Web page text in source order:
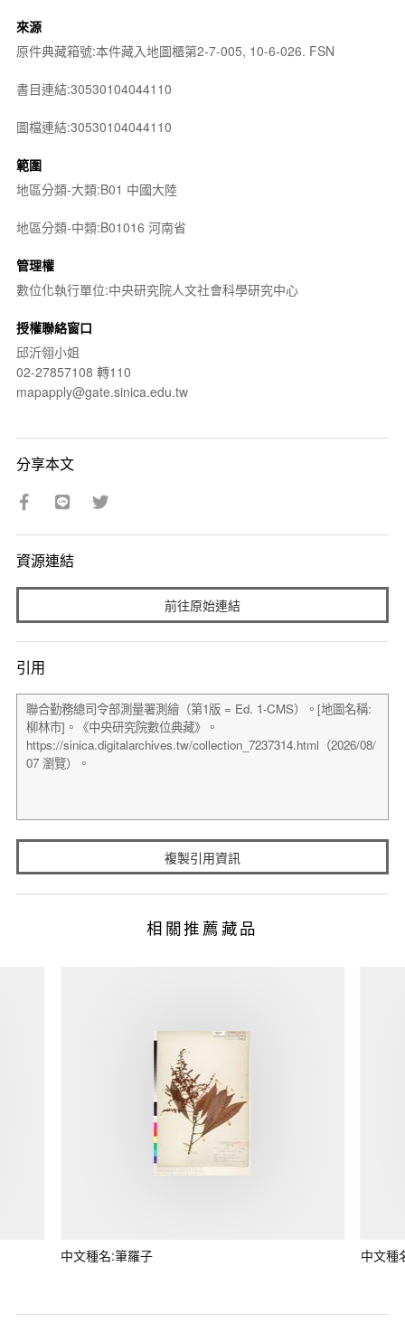
來源
原件典藏箱號:本件藏入地圖櫃第2-7-005, 10-6-026. FSN
書目連結:30530104044110
圖檔連結:30530104044110
範圍
地區分類-大類:B01 中國大陸
地區分類-中類:B01016 河南省
管理權
數位化執行單位:中央研究院人文社會科學研究中心
授權聯絡窗口
邱沂翎小姐
02-27857108 轉110
mapapply@gate.sinica.edu.tw
分享本文
資源連結
前往原始連結
引用
複製引用資訊
相關推薦藏品
中文種名:筆羅子 中文種